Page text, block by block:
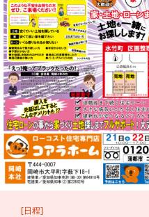
[日程]